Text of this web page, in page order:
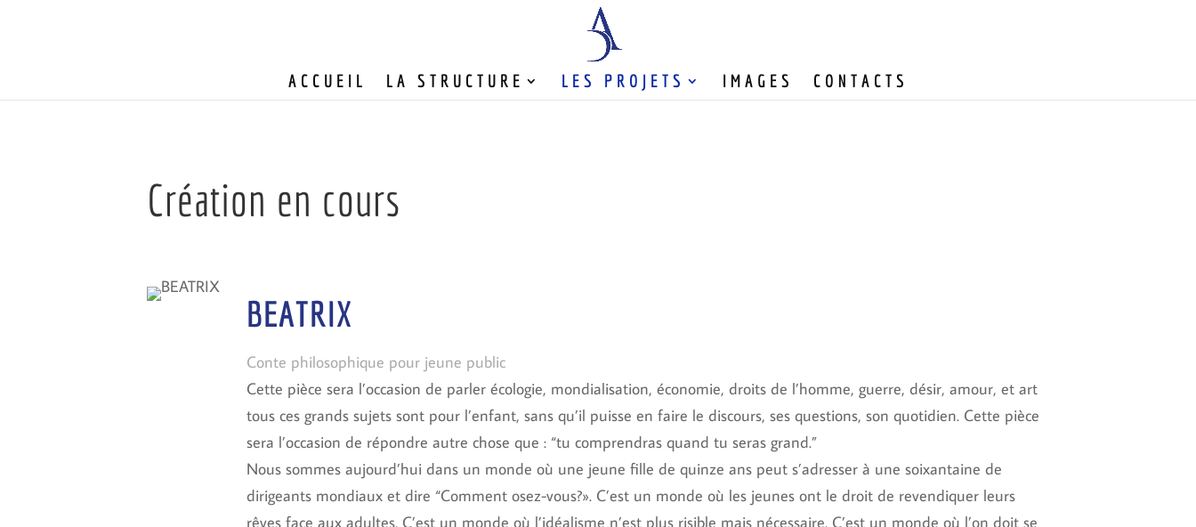
ACCUEIL LA STRUCTURE LES PROJETS IMAGES CONTACTS
Création en cours
BEATRIX
Conte philosophique pour jeune public
Cette pièce sera l’occasion de parler écologie, mondialisation, économie, droits de l’homme, guerre, désir, amour, et art
tous ces grands sujets sont pour l’enfant, sans qu’il puisse en faire le discours, ses questions, son quotidien. Cette pièce
sera l’occasion de répondre autre chose que : “tu comprendras quand tu seras grand.”
Nous sommes aujourd’hui dans un monde où une jeune fille de quinze ans peut s’adresser à une soixantaine de
dirigeants mondiaux et dire “Comment osez-vous?». C’est un monde où les jeunes ont le droit de revendiquer leurs
rêves face aux adultes. C’est un monde où l’idéalisme n’est plus risible mais nécessaire. C’est un monde où l’on doit se